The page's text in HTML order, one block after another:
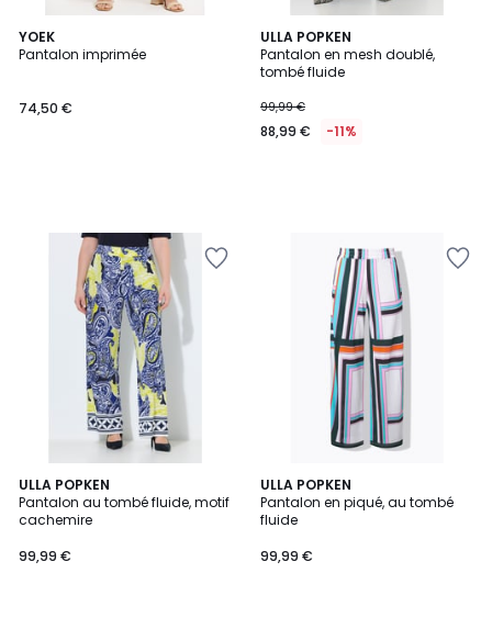
YOEK
Pantalon imprimée
74,50 €
ULLA POPKEN
Pantalon en mesh doublé,
tombé fluide
99,99 €
88,99 € -11%
ULLA POPKEN
Pantalon au tombé fluide, motif
cachemire
99,99 €
ULLA POPKEN
Pantalon en piqué, au tombé
fluide
99,99 €